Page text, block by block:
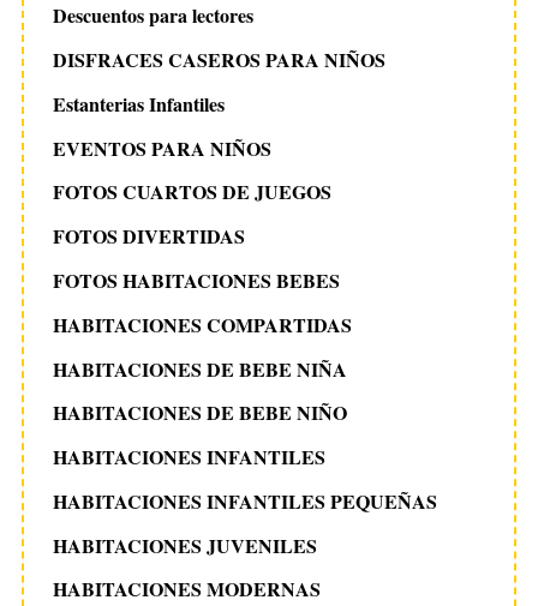
Descuentos para lectores
DISFRACES CASEROS PARA NIÑOS
Estanterias Infantiles
EVENTOS PARA NIÑOS
FOTOS CUARTOS DE JUEGOS
FOTOS DIVERTIDAS
FOTOS HABITACIONES BEBES
HABITACIONES COMPARTIDAS
HABITACIONES DE BEBE NIÑA
HABITACIONES DE BEBE NIÑO
HABITACIONES INFANTILES
HABITACIONES INFANTILES PEQUEÑAS
HABITACIONES JUVENILES
HABITACIONES MODERNAS